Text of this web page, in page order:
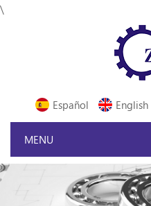
\
Español English